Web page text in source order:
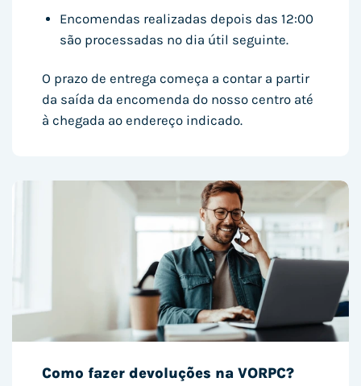
Encomendas realizadas depois das 12:00
são processadas no dia útil seguinte.
O prazo de entrega começa a contar a partir
da saída da encomenda do nosso centro até
à chegada ao endereço indicado.
Como fazer devoluções na VORPC?